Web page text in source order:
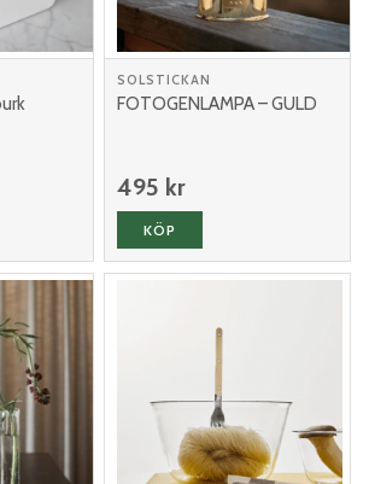
SOLSTICKAN
FOTOGENLAMPA – GULD
495 kr
KÖP